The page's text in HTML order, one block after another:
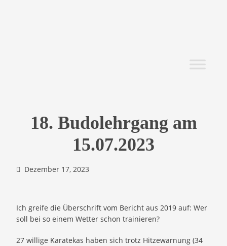
18. Budolehrgang am
15.07.2023
Dezember 17, 2023
Ich greife die Überschrift vom Bericht aus 2019 auf: Wer
soll bei so einem Wetter schon trainieren?
27 willige Karatekas haben sich trotz Hitzewarnung (34